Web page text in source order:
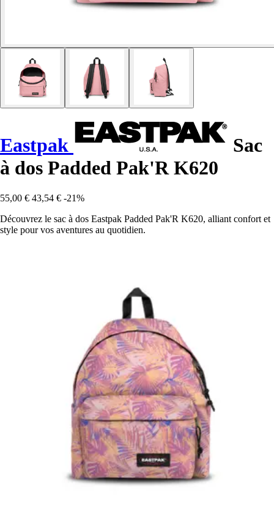
Eastpak
Sac
à dos Padded Pak'R K620
55,00 € 43,54 € -21%
Découvrez le sac à dos Eastpak Padded Pak'R K620, alliant confort et
style pour vos aventures au quotidien.